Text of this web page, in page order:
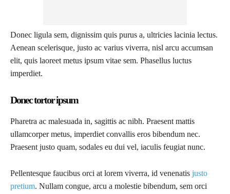
Donec ligula sem, dignissim quis purus a, ultricies lacinia lectus.
Aenean scelerisque, justo ac varius viverra, nisl arcu accumsan
elit, quis laoreet metus ipsum vitae sem. Phasellus luctus
imperdiet.
Donec tortor ipsum
Pharetra ac malesuada in, sagittis ac nibh. Praesent mattis
ullamcorper metus, imperdiet convallis eros bibendum nec.
Praesent justo quam, sodales eu dui vel, iaculis feugiat nunc.
Pellentesque faucibus orci at lorem viverra, id venenatis justo
pretium. Nullam congue, arcu a molestie bibendum, sem orci